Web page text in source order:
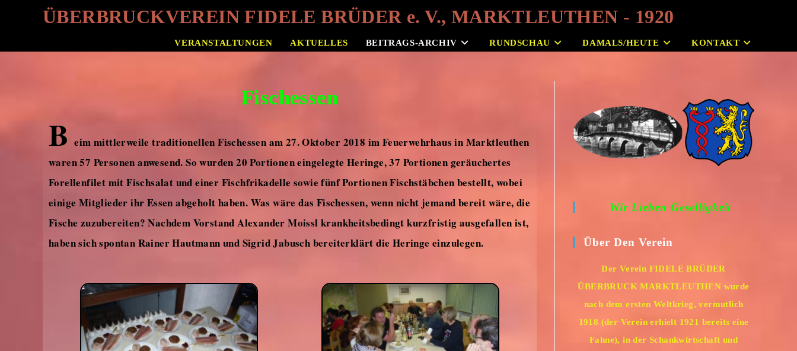
ÜBERBRUCKVEREIN FIDELE BRÜDER e. V., MARKTLEUTHEN - 1920
VERANSTALTUNGEN AKTUELLES BEITRAGS-ARCHIV RUNDSCHAU DAMALS/HEUTE KONTAKT
Fischessen
B eim mittlerweile traditionellen Fischessen am 27. Oktober 2018 im Feuerwehrhaus in Marktleuthen
waren 57 Personen anwesend. So wurden 20 Portionen eingelegte Heringe, 37 Portionen geräuchertes
Forellenfilet mit Fischsalat und einer Fischfrikadelle sowie fünf Portionen Fischstäbchen bestellt, wobei
einige Mitglieder ihr Essen abgeholt haben. Was wäre das Fischessen, wenn nicht jemand bereit wäre, die
Fische zuzubereiten? Nachdem Vorstand Alexander Moissl krankheitsbedingt kurzfristig ausgefallen ist,
haben sich spontan Rainer Hautmann und Sigrid Jabusch bereiterklärt die Heringe einzulegen.
Wir Lieben Geselligkeit
Über Den Verein
Der Verein FIDELE BRÜDER
ÜBERBRUCK MARKTLEUTHEN wurde
nach dem ersten Weltkrieg, vermutlich
1918 (der Verein erhielt 1921 bereits eine
Fahne), in der Schankwirtschaft und